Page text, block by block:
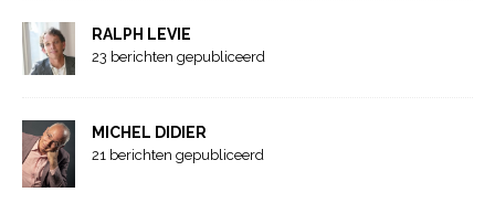
RALPH LEVIE
23 berichten gepubliceerd
MICHEL DIDIER
21 berichten gepubliceerd